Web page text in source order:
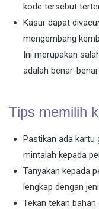
kode tersebut
Kasur dapat
mengembang
Ini merupakan
adalah benar-
Tips memilih
Pastikan ada kartu
mintalah kepada
Tanyakan kepada
lengkap dengan
Tekan tekan